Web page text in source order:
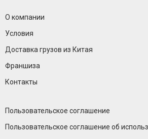
О компании
Условия
Доставка грузов из Китая
Франшиза
Контакты
Пользовательское соглашение
Пользовательское соглашение об